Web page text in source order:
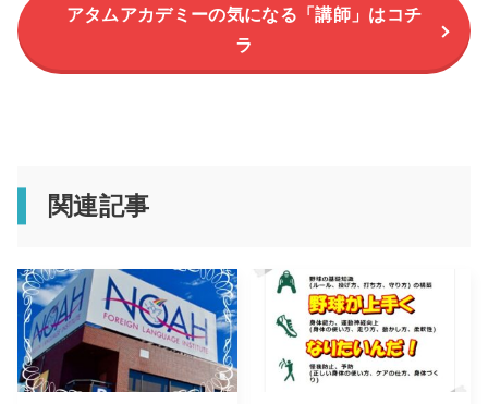
アタムアカデミーの気になる「講師」はコチ
ラ
関連記事